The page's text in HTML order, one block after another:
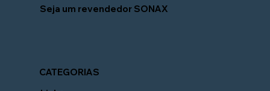
Seja um revendedor SONAX
CATEGORIAS